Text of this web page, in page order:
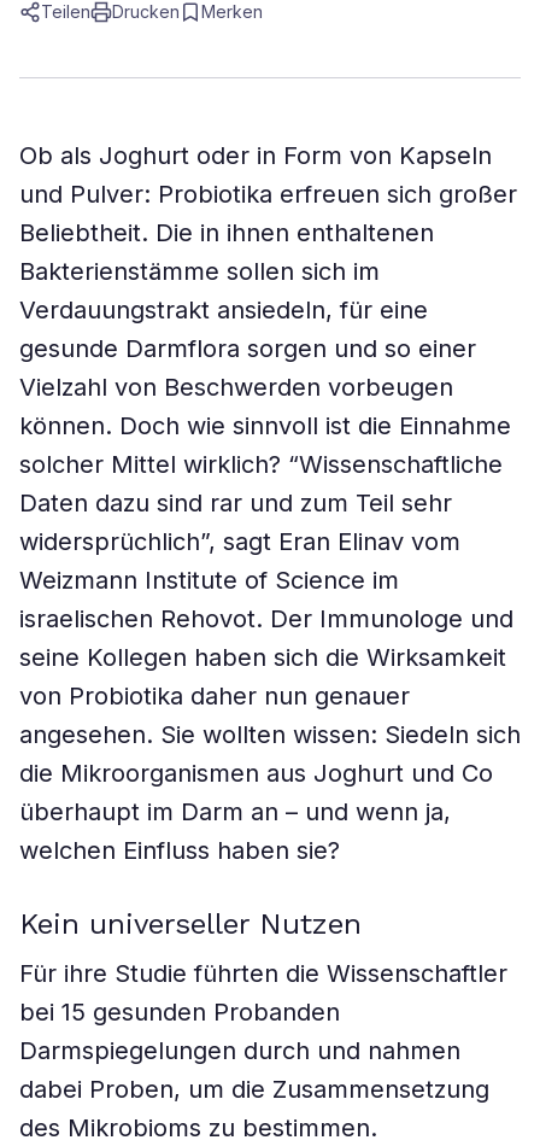
Teilen Drucken Merken
Ob als Joghurt oder in Form von Kapseln
und Pulver: Probiotika erfreuen sich großer
Beliebtheit. Die in ihnen enthaltenen
Bakterienstämme sollen sich im
Verdauungstrakt ansiedeln, für eine
gesunde Darmflora sorgen und so einer
Vielzahl von Beschwerden vorbeugen
können. Doch wie sinnvoll ist die Einnahme
solcher Mittel wirklich? “Wissenschaftliche
Daten dazu sind rar und zum Teil sehr
widersprüchlich”, sagt Eran Elinav vom
Weizmann Institute of Science im
israelischen Rehovot. Der Immunologe und
seine Kollegen haben sich die Wirksamkeit
von Probiotika daher nun genauer
angesehen. Sie wollten wissen: Siedeln sich
die Mikroorganismen aus Joghurt und Co
überhaupt im Darm an – und wenn ja,
welchen Einfluss haben sie?
Kein universeller Nutzen
Für ihre Studie führten die Wissenschaftler
bei 15 gesunden Probanden
Darmspiegelungen durch und nahmen
dabei Proben, um die Zusammensetzung
des Mikrobioms zu bestimmen.